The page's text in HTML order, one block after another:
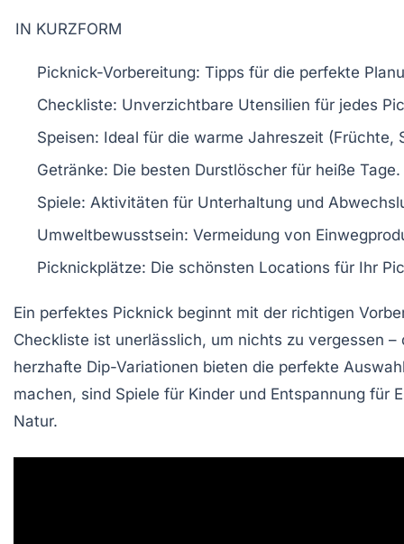
IN KURZFORM
Picknick-Vorbereitung: Tipps für die perfekte
Checkliste: Unverzichtbare Utensilien für jedes
Speisen: Ideal für die warme Jahreszeit (Früchte,
Getränke: Die besten Durstlöscher für heiße Tage.
Spiele: Aktivitäten für Unterhaltung und
Umweltbewusstsein: Vermeidung von
Picknickplätze: Die schönsten Locations für Ihr
Ein perfektes Picknick beginnt mit der richtigen
Checkliste ist unerlässlich, um nichts zu vergessen
herzhafte Dip-Variationen bieten die perfekte
machen, sind Spiele für Kinder und Entspannung für
Natur.